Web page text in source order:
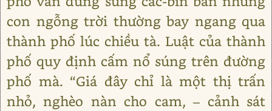
con ngỗng trời thường bay ngang qua
thành phố lúc chiều tà. Luật của thành
phố quy định cấm nổ súng trên đường
phố mà. “Giá đây chỉ là một thị trấn
nhỏ, nghèo nàn cho cam, – cảnh sát